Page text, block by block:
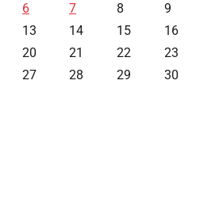
6 7 8
9
13 14 15
16
20 21 22
23
27 28 29
30